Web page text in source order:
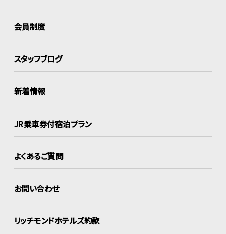
会員制度
スタッフブログ
新着情報
JR乗車券付宿泊プラン
よくあるご質問
お問い合わせ
リッチモンドホテルズ約款